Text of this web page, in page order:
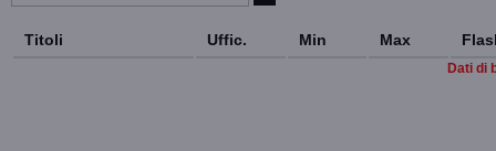
Titoli Uffic. Min Max
Dati di